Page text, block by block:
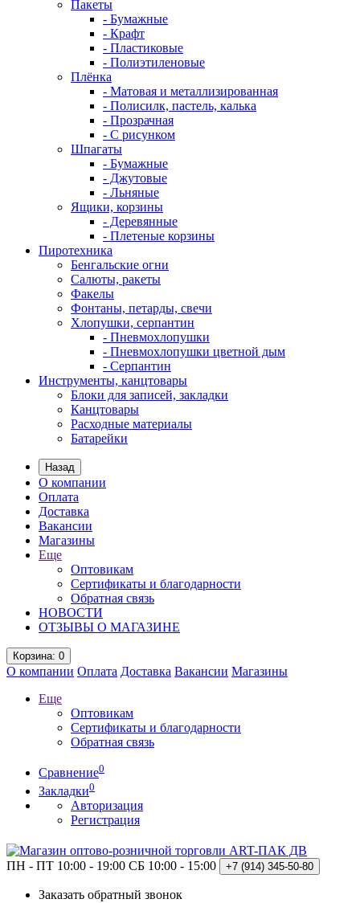
Пакеты
- Бумажные
- Крафт
- Пластиковые
- Полиэтиленовые
Плёнка
- Матовая и металлизированная
- Полисилк, пастель, калька
- Прозрачная
- С рисунком
Шпагаты
- Бумажные
- Джутовые
- Льняные
Ящики, корзины
- Деревянные
- Плетеные корзины
Пиротехника
Бенгальские огни
Салюты, ракеты
Факелы
Фонтаны, петарды, свечи
Хлопушки, серпантин
- Пневмохлопушки
- Пневмохлопушки цветной дым
- Серпантин
Инструменты, канцтовары
Блоки для записей, закладки
Канцтовары
Расходные материалы
Батарейки
Назад
О компании
Оплата
Доставка
Вакансии
Магазины
Еще
Оптовикам
Сертификаты и благодарности
Обратная связь
НОВОСТИ
ОТЗЫВЫ О МАГАЗИНЕ
Корзина: 0
О компании Оплата Доставка Вакансии Магазины
Еще
Оптовикам
Сертификаты и благодарности
Обратная связь
Сравнение0
Закладки0
Авторизация
Регистрация
ПН - ПТ 10:00 - 19:00 СБ 10:00 - 15:00 +7 (914) 345-50-80
Заказать обратный звонок